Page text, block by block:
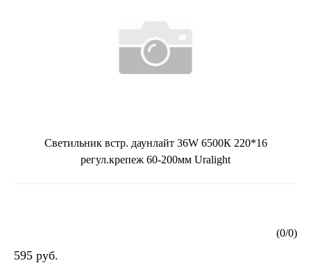
Светильник встр. даунлайт 36W 6500К 220*16
регул.крепеж 60-200мм Uralight
(0/0)
595 руб.